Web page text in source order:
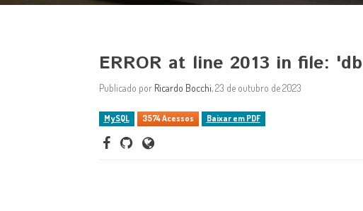
ERROR at line 2013 in file:
Publicado por Ricardo Bocchi, 23 de outubro de 2023
MySQL 3574 Acessos Baixar em PDF